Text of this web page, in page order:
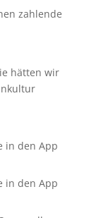
zahlende
hätten wir
in den App
in den App